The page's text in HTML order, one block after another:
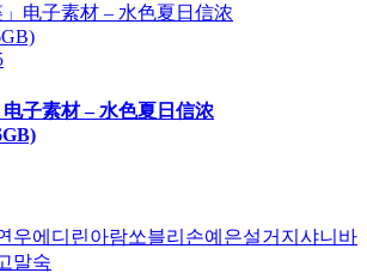
电子素材 – 水色夏日信浓
우에디린아람쏘블리 손예은설거지 샤니 바
말숙